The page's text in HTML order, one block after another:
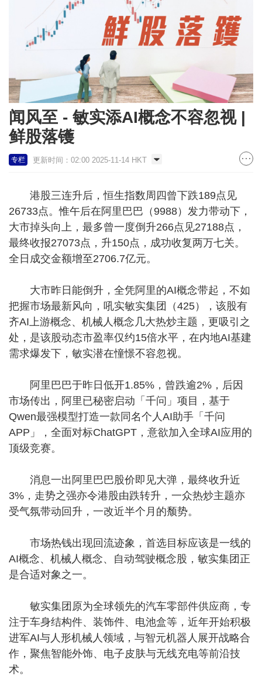
闻风至 - 敏实添AI概念不容忽视 |
鲜股落镬
专栏 更新时间：02:00 2025-11-14 HKT
港股三连升后，恒生指数周四曾下跌189点见
26733点。惟午后在阿里巴巴（9988）发力带动下，
大市掉头向上，最多曾一度倒升266点见27188点，
最终收报27073点，升150点，成功收复两万七关。
全日成交金额增至2706.7亿元。
大市昨日能倒升，全凭阿里的AI概念带起，不如
把握市场最新风向，吼实敏实集团（425），该股有
齐AI上游概念、机械人概念几大热炒主题，更吸引之
处，是该股动态市盈率仅约15倍水平，在内地AI基建
需求爆发下，敏实潜在憧憬不容忽视。
阿里巴巴于昨日低开1.85%，曾跌逾2%，后因
市场传出，阿里已秘密启动「千问」项目，基于
Qwen最强模型打造一款同名个人AI助手「千问
APP」，全面对标ChatGPT，意欲加入全球AI应用的
顶级竞赛。
消息一出阿里巴巴股价即见大弹，最终收升近
3%，走势之强亦令港股由跌转升，一众热炒主题亦
受气氛带动回升，一改近半个月的颓势。
市场热钱出现回流迹象，首选目标应该是一线的
AI概念、机械人概念、自动驾驶概念股，敏实集团正
是合适对象之一。
敏实集团原为全球领先的汽车零部件供应商，专
注于车身结构件、装饰件、电池盒等，近年开始积极
进军AI与人形机械人领域，与智元机器人展开战略合
作，聚焦智能外饰、电子皮肤与无线充电等前沿技
术。